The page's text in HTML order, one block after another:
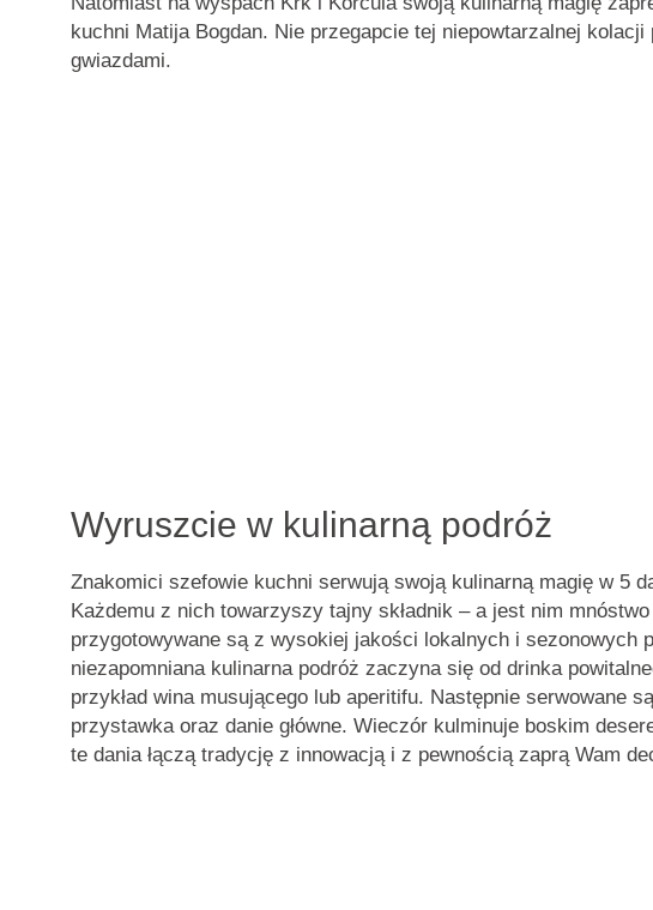
kuchni Matija Bogdan. Nie przegapcie tej niepowtarzalnej kolacji
gwiazdami.
Wyruszcie w kulinarną podróż
Znakomici szefowie kuchni serwują swoją kulinarną magię w 5
Każdemu z nich towarzyszy tajny składnik – a jest nim mnóstwo
przygotowywane są z wysokiej jakości lokalnych i sezonowych
niezapomniana kulinarna podróż zaczyna się od drinka
przykład wina musującego lub aperitifu. Następnie serwowane
przystawka oraz danie główne. Wieczór kulminuje boskim
te dania łączą tradycję z innowacjąi z pewnością zaprą Wam